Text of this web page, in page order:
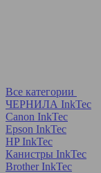
Все категории
ЧЕРНИЛА InkTec
Canon InkTec
Epson InkTec
HP InkTec
Канистры InkTec
Brother InkTec